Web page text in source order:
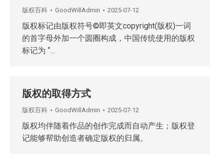
版权百科 GoodWillAdmin 2025-07-12
版权标记由版权符号©即英文copyright(版权)一词
的首字母外加一个圆圈构成，中国传统使用的版权
标记为 “…
版权的取得方式
版权百科 GoodWillAdmin 2025-07-12
版权均伴随着作品的创作完成而自动产生；版权登
记能够帮助创造者确定版权的归属。